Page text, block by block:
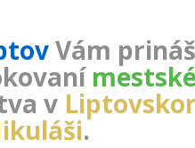
Vám
v
.